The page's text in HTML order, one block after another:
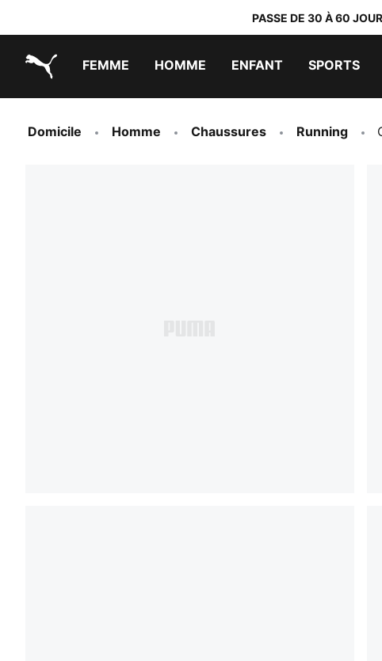
PASSE DE 30 À 60
FEMME HOMME ENFANT SPORTS
Domicile Homme Chaussures Running